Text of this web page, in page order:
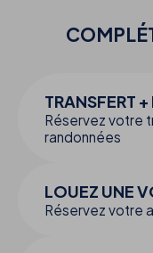
TRANSFERT
Réservez votre
randonnées
LOUEZ UNE
Réservez votre